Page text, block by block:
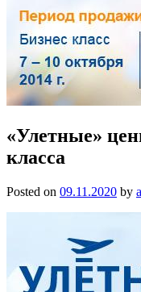
«Улетные»
класса
Posted on 09.11.2020 by